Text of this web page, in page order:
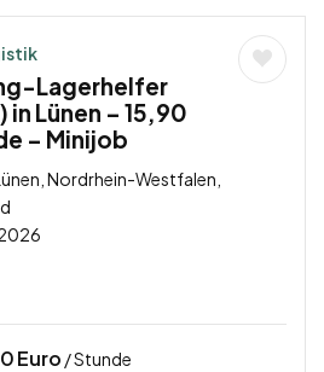
Lagerhelfer
Lünen – 15,90
– Minijob
Nordrhein-Westfalen,
Euro / Stunde